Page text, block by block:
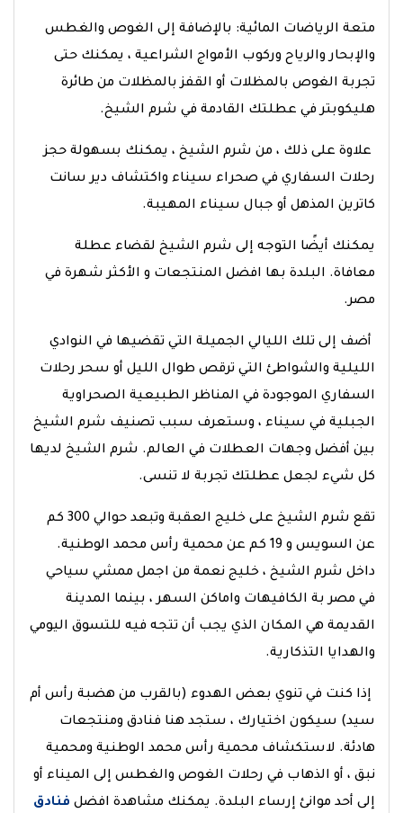
متعة الرياضات المائية: بالإضافة إلى الغوص والغطس
والإبحار والرياح وركوب الأمواج الشراعية ، يمكنك حتى
تجربة الغوص بالمظلات أو القفز بالمظلات من طائرة
هليكوبتر في عطلتك القادمة في شرم الشيخ.
علاوة على ذلك ، من شرم الشيخ ، يمكنك بسهولة حجز
رحلات السفاري في صحراء سيناء واكتشاف دير سانت
كاترين المذهل أو جبال سيناء المهيبة.
يمكنك أيضًا التوجه إلى شرم الشيخ لقضاء عطلة
معافاة. البلدة بها افضل المنتجعات و الأكثر شهرة في
مصر.
أضف إلى تلك الليالي الجميلة التي تقضيها في النوادي
الليلية والشواطئ التي ترقص طوال الليل أو سحر رحلات
السفاري الموجودة في المناظر الطبيعية الصحراوية
الجبلية في سيناء ، وستعرف سبب تصنيف شرم الشيخ
بين أفضل وجهات العطلات في العالم. شرم الشيخ لديها
كل شيء لجعل عطلتك تجربة لا تنسى.
تقع شرم الشيخ على خليج العقبة وتبعد حوالي 300 كم
عن السويس و 19 كم عن محمية رأس محمد الوطنية.
داخل شرم الشيخ ، خليج نعمة من اجمل ممشي سياحي
في مصر بة الكافيهات واماكن السهر ، بينما المدينة
القديمة هي المكان الذي يجب أن تتجه فيه للتسوق اليومي
والهدايا التذكارية.
إذا كنت في تنوي بعض الهدوء (بالقرب من هضبة رأس أم
سيد) سيكون اختيارك ، ستجد هنا فنادق ومنتجعات
هادئة. لاستكشاف محمية رأس محمد الوطنية ومحمية
نبق ، أو الذهاب في رحلات الغوص والغطس إلى الميناء أو
إلى أحد موانئ إرساء البلدة. يمكنك مشاهدة افضل فنادق